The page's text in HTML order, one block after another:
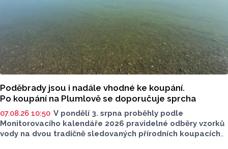
Poděbrady jsou i nadále vhodné ke koupání.
Po koupání na Plumlově se doporučuje sprcha
07.08.26 10:50 V pondělí 3. srpna proběhly podle
Monitorovacího kalendáře 2026 pravidelné odběry vzorků
vody na dvou tradičně sledovaných přírodních koupacích